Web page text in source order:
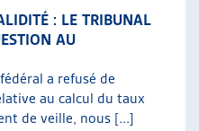
: LE TRIBUNAL
AU
a refusé de
au calcul du taux
de veille, nous [...]